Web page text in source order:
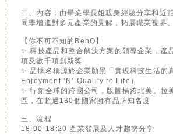
二、內容：由畢業學長姐親身經驗分享和近
同學增進對多元產業的見解，拓展職業視界。
【你不可不知的BenQ】
✨ 科技產品和整合解決方案的領導企業，產
項及數千項創新獎
✨ 品牌名稱源於企業願景「實現科技生活
Enjoyment ‘N’ Quality to Life）
✨ 行銷全球的跨國公司，版圖橫跨北美、拉
區，在超過130個國家擁有品牌知名度
三、流程
18:00-18:20 產業發展及人才趨勢分享